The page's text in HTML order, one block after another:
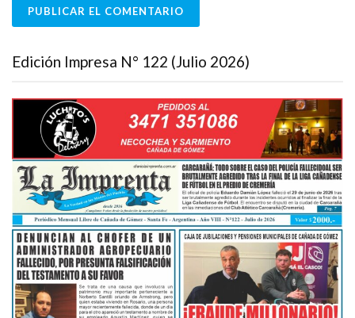
Edición Impresa N° 122 (Julio 2026)